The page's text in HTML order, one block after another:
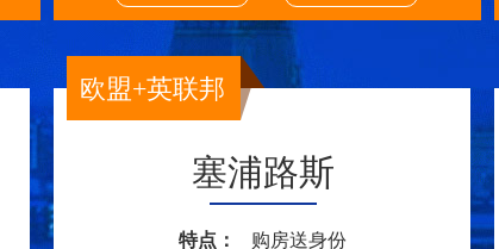
欧盟+英联邦
塞浦路斯
特点： 购房送身份